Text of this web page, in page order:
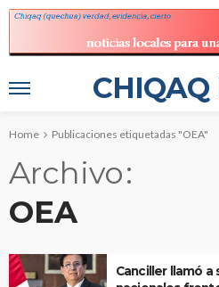
CHIQAQ
Home Publicaciones etiquetadas "OEA"
Archivo
OEA
Canciller llamó